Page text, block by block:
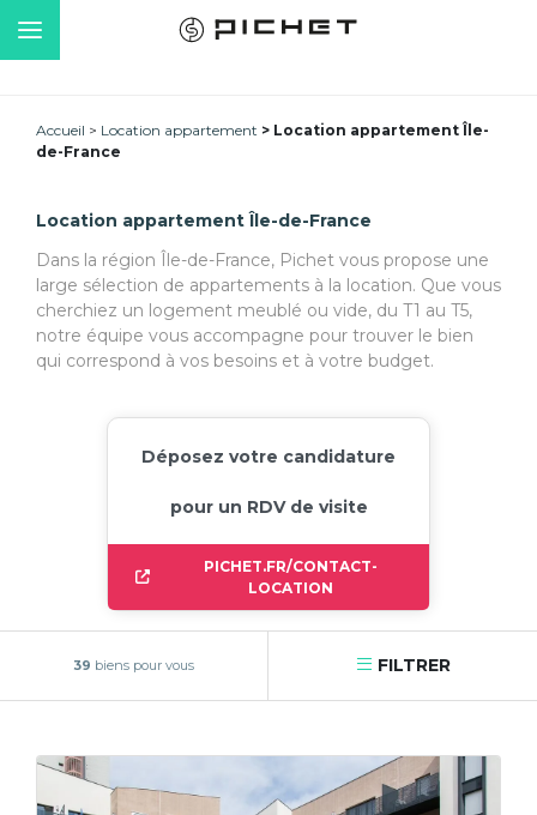
Accueil Location appartement
Location appartement Île-
de-France
Location appartement Île-de-France
Dans la région Île-de-France, Pichet vous propose une
large sélection de appartements à la location. Que vous
cherchiez un logement meublé ou vide, du T1 au T5,
notre équipe vous accompagne pour trouver le bien
qui correspond à vos besoins et à votre budget.
Déposez votre candidature
pour un RDV de visite
PICHET.FR/CONTACT-
LOCATION
39 biens pour vous FILTRER